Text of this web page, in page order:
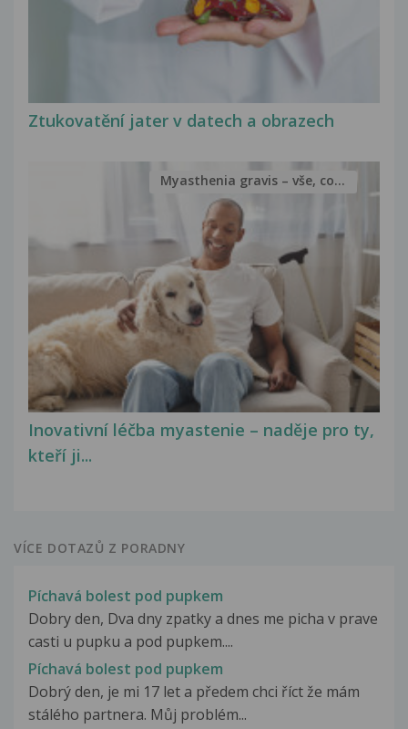
Ztukovatění jater v datech a obrazech
Inovativní léčba myastenie – naděje pro ty,
kteří ji...
Myasthenia gravis – vše, co...
VÍCE DOTAZŮ Z PORADNY
Píchavá bolest pod pupkem
Dobry den, Dva dny zpatky a dnes me picha v prave
casti u pupku a pod pupkem....
Píchavá bolest pod pupkem
Dobrý den, je mi 17 let a předem chci říct že mám
stálého partnera. Můj problém...